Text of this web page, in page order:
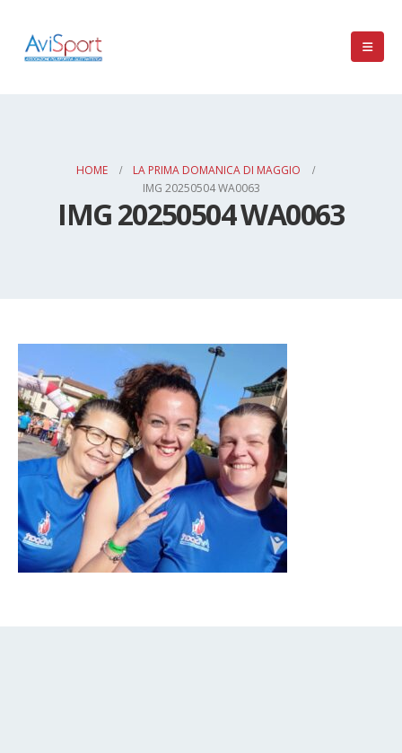
HOME
LA PRIMA DOMANICA DI MAGGIO
IMG 20250504 WA0063
IMG 20250504 WA0063